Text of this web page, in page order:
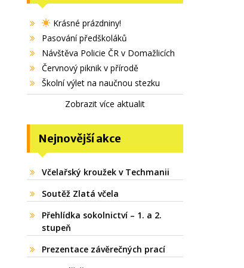
Krásné prázdniny!
Pasování předškoláků
Návštěva Policie ČR v Domažlicích
Červnový piknik v přírodě
Školní výlet na naučnou stezku
Zobrazit více aktualit
Nejnovější akce
Včelařský kroužek v Techmanii
Soutěž Zlatá včela
Přehlídka sokolnictví – 1. a 2.
stupeň
Prezentace závěrečných prací